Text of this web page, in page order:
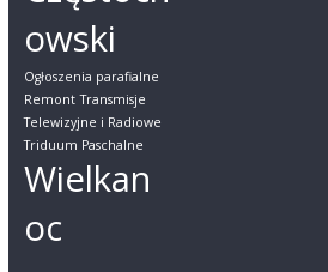
owski
Ogłoszenia parafialne
Remont Transmisje
Telewizyjne i Radiowe
Triduum Paschalne
Wielkan
oc